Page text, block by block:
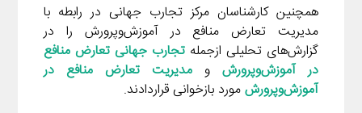
همچنین کارشناسان مرکز تجارب جهانی در رابطه با
مدیریت تعارض منافع در آموزش‌وپرورش را در
گزارش‌های تحلیلی ازجمله تجارب جهانی تعارض منافع
در آموزش‌وپرورش و مدیریت تعارض منافع در
آموزش‌وپرورشمورد بازخوانی قراردادند.